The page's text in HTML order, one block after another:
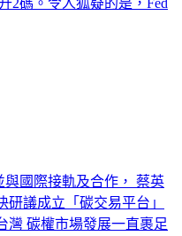
2碼。令人狐疑的是，Fed
與國際接軌及合作， 蔡英
議成立「碳交易平台」
灣 碳權市場發展一直裹足